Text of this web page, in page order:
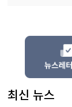
최신 뉴스